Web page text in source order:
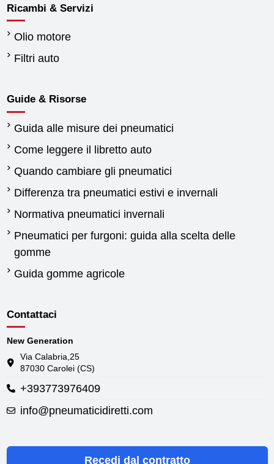
Ricambi & Servizi
Olio motore
Filtri auto
Guide & Risorse
Guida alle misure dei pneumatici
Come leggere il libretto auto
Quando cambiare gli pneumatici
Differenza tra pneumatici estivi e invernali
Normativa pneumatici invernali
Pneumatici per furgoni: guida alla scelta delle
gomme
Guida gomme agricole
Contattaci
New Generation
Via Calabria,25
87030 Carolei (CS)
+393773976409
info@pneumaticidiretti.com
Recedi dal contratto